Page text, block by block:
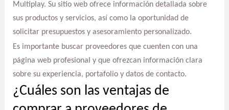
Multiplay. Su sitio web ofrece información detallada sobre
sus productos y servicios, así como la oportunidad de
solicitar presupuestos y asesoramiento personalizado.
Es importante buscar proveedores que cuenten con una
página web profesional y que ofrezcan información clara
sobre su experiencia, portafolio y datos de contacto.
¿Cuáles son las ventajas de